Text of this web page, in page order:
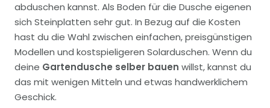
abduschen kannst. Als Boden für die Dusche eigenen
sich Steinplatten sehr gut. In Bezug auf die Kosten
hast du die Wahl zwischen einfachen, preisgünstigen
Modellen und kostspieligeren Solarduschen. Wenn du
deine Gartendusche selber bauen willst, kannst du
das mit wenigen Mitteln und etwas handwerklichem
Geschick.